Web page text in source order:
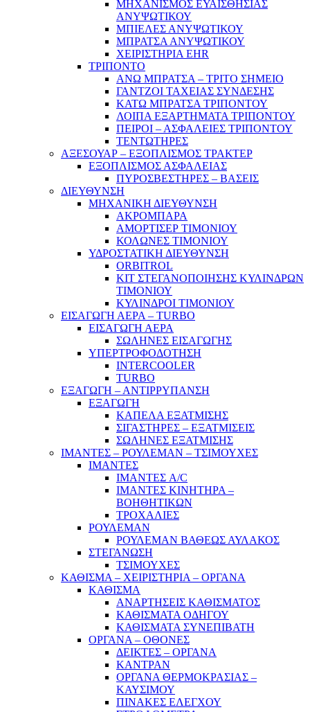
ΜΗΧΑΝΙΣΜΟΣ ΕΥΑΙΣΘΗΣΙΑΣ
ΑΝΥΨΩΤΙΚΟΥ
ΜΠΙΕΛΕΣ ΑΝΥΨΩΤΙΚΟΥ
ΜΠΡΑΤΣΑ ΑΝΥΨΩΤΙΚΟΥ
ΧΕΙΡΙΣΤΗΡΙΑ EHR
ΤΡΙΠΟΝΤΟ
ΑΝΩ ΜΠΡΑΤΣΑ – ΤΡΙΤΟ ΣΗΜΕΙΟ
ΓΑΝΤΖΟΙ ΤΑΧΕΙΑΣ ΣΥΝΔΕΣΗΣ
ΚΑΤΩ ΜΠΡΑΤΣΑ ΤΡΙΠΟΝΤΟΥ
ΛΟΙΠΑ ΕΞΑΡΤΗΜΑΤΑ ΤΡΙΠΟΝΤΟΥ
ΠΕΙΡΟΙ – ΑΣΦΑΛΕΙΕΣ ΤΡΙΠΟΝΤΟΥ
ΤΕΝΤΩΤΗΡΕΣ
ΑΞΕΣΟΥΑΡ – ΕΞΟΠΛΙΣΜΟΣ ΤΡΑΚΤΕΡ
ΕΞΟΠΛΙΣΜΟΣ ΑΣΦΑΛΕΙΑΣ
ΠΥΡΟΣΒΕΣΤΗΡΕΣ – ΒΑΣΕΙΣ
ΔΙΕΥΘΥΝΣΗ
ΜΗΧΑΝΙΚΗ ΔΙΕΥΘΥΝΣΗ
ΑΚΡΟΜΠΑΡΑ
ΑΜΟΡΤΙΣΕΡ ΤΙΜΟΝΙΟΥ
ΚΟΛΩΝΕΣ ΤΙΜΟΝΙΟΥ
ΥΔΡΟΣΤΑΤΙΚΗ ΔΙΕΥΘΥΝΣΗ
ORBITROL
ΚΙΤ ΣΤΕΓΑΝΟΠΟΙΗΣΗΣ ΚΥΛΙΝΔΡΩΝ
ΤΙΜΟΝΙΟΥ
ΚΥΛΙΝΔΡΟΙ ΤΙΜΟΝΙΟΥ
ΕΙΣΑΓΩΓΗ ΑΕΡΑ – TURBO
ΕΙΣΑΓΩΓΗ ΑΕΡΑ
ΣΩΛΗΝΕΣ ΕΙΣΑΓΩΓΗΣ
ΥΠΕΡΤΡΟΦΟΔΟΤΗΣΗ
INTERCOOLER
TURBO
ΕΞΑΓΩΓΗ – ΑΝΤΙΡΡΥΠΑΝΣΗ
ΕΞΑΓΩΓΗ
ΚΑΠΕΛΑ ΕΞΑΤΜΙΣΗΣ
ΣΙΓΑΣΤΗΡΕΣ – ΕΞΑΤΜΙΣΕΙΣ
ΣΩΛΗΝΕΣ ΕΞΑΤΜΙΣΗΣ
ΙΜΑΝΤΕΣ – ΡΟΥΛΕΜΑΝ – ΤΣΙΜΟΥΧΕΣ
ΙΜΑΝΤΕΣ
ΙΜΑΝΤΕΣ A/C
ΙΜΑΝΤΕΣ ΚΙΝΗΤΗΡΑ –
ΒΟΗΘΗΤΙΚΩΝ
ΤΡΟΧΑΛΙΕΣ
ΡΟΥΛΕΜΑΝ
ΡΟΥΛΕΜΑΝ ΒΑΘΕΩΣ ΑΥΛΑΚΟΣ
ΣΤΕΓΑΝΩΣΗ
ΤΣΙΜΟΥΧΕΣ
ΚΑΘΙΣΜΑ – ΧΕΙΡΙΣΤΗΡΙΑ – ΟΡΓΑΝΑ
ΚΑΘΙΣΜΑ
ΑΝΑΡΤΗΣΕΙΣ ΚΑΘΙΣΜΑΤΟΣ
ΚΑΘΙΣΜΑΤΑ ΟΔΗΓΟΥ
ΚΑΘΙΣΜΑΤΑ ΣΥΝΕΠΙΒΑΤΗ
ΟΡΓΑΝΑ – ΟΘΟΝΕΣ
ΔΕΙΚΤΕΣ – ΟΡΓΑΝΑ
ΚΑΝΤΡΑΝ
ΟΡΓΑΝΑ ΘΕΡΜΟΚΡΑΣΙΑΣ –
ΚΑΥΣΙΜΟΥ
ΠΙΝΑΚΕΣ ΕΛΕΓΧΟΥ